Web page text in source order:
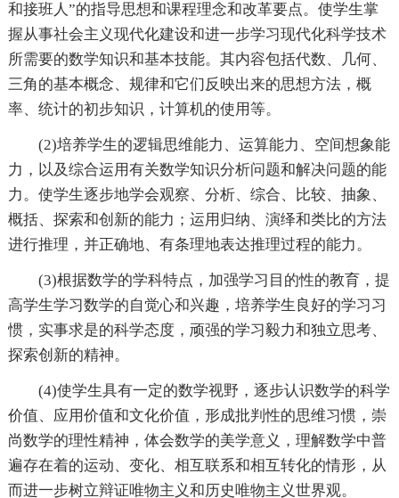
和接班人”的指导思想和课程理念和改革要点。使学生掌
握从事社会主义现代化建设和进一步学习现代化科学技术
所需要的数学知识和基本技能。其内容包括代数、几何、
三角的基本概念、规律和它们反映出来的思想方法，概
率、统计的初步知识，计算机的使用等。
(2)培养学生的逻辑思维能力、运算能力、空间想象能
力，以及综合运用有关数学知识分析问题和解决问题的能
力。使学生逐步地学会观察、分析、综合、比较、抽象、
概括、探索和创新的能力；运用归纳、演绎和类比的方法
进行推理，并正确地、有条理地表达推理过程的能力。
(3)根据数学的学科特点，加强学习目的性的教育，提
高学生学习数学的自觉心和兴趣，培养学生良好的学习习
惯，实事求是的科学态度，顽强的学习毅力和独立思考、
探索创新的精神。
(4)使学生具有一定的数学视野，逐步认识数学的科学
价值、应用价值和文化价值，形成批判性的思维习惯，崇
尚数学的理性精神，体会数学的美学意义，理解数学中普
遍存在着的运动、变化、相互联系和相互转化的情形，从
而进一步树立辩证唯物主义和历史唯物主义世界观。